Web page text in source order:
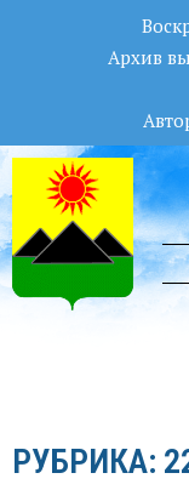
Архив
РУБРИКА: